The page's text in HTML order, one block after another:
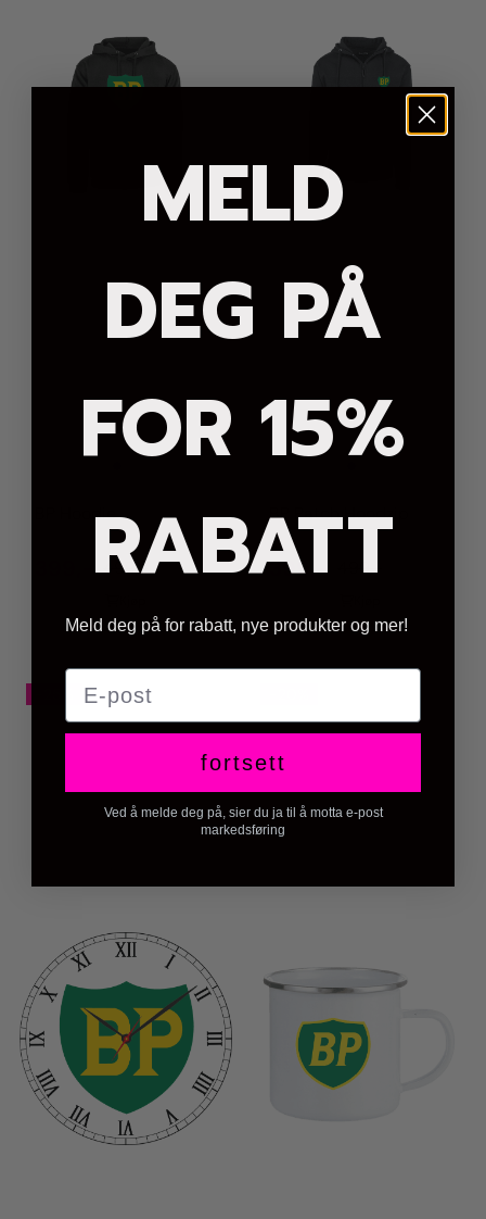
BP Hoodie
499,-
BP Patch Hoodzip
399,- 499,-
MELD
DEG PÅ
FOR 15%
RABATT
Meld deg på for rabatt, nye produkter og mer!
E-post
fortsett
Ved å melde deg på, sier du ja til å motta e-post
markedsføring